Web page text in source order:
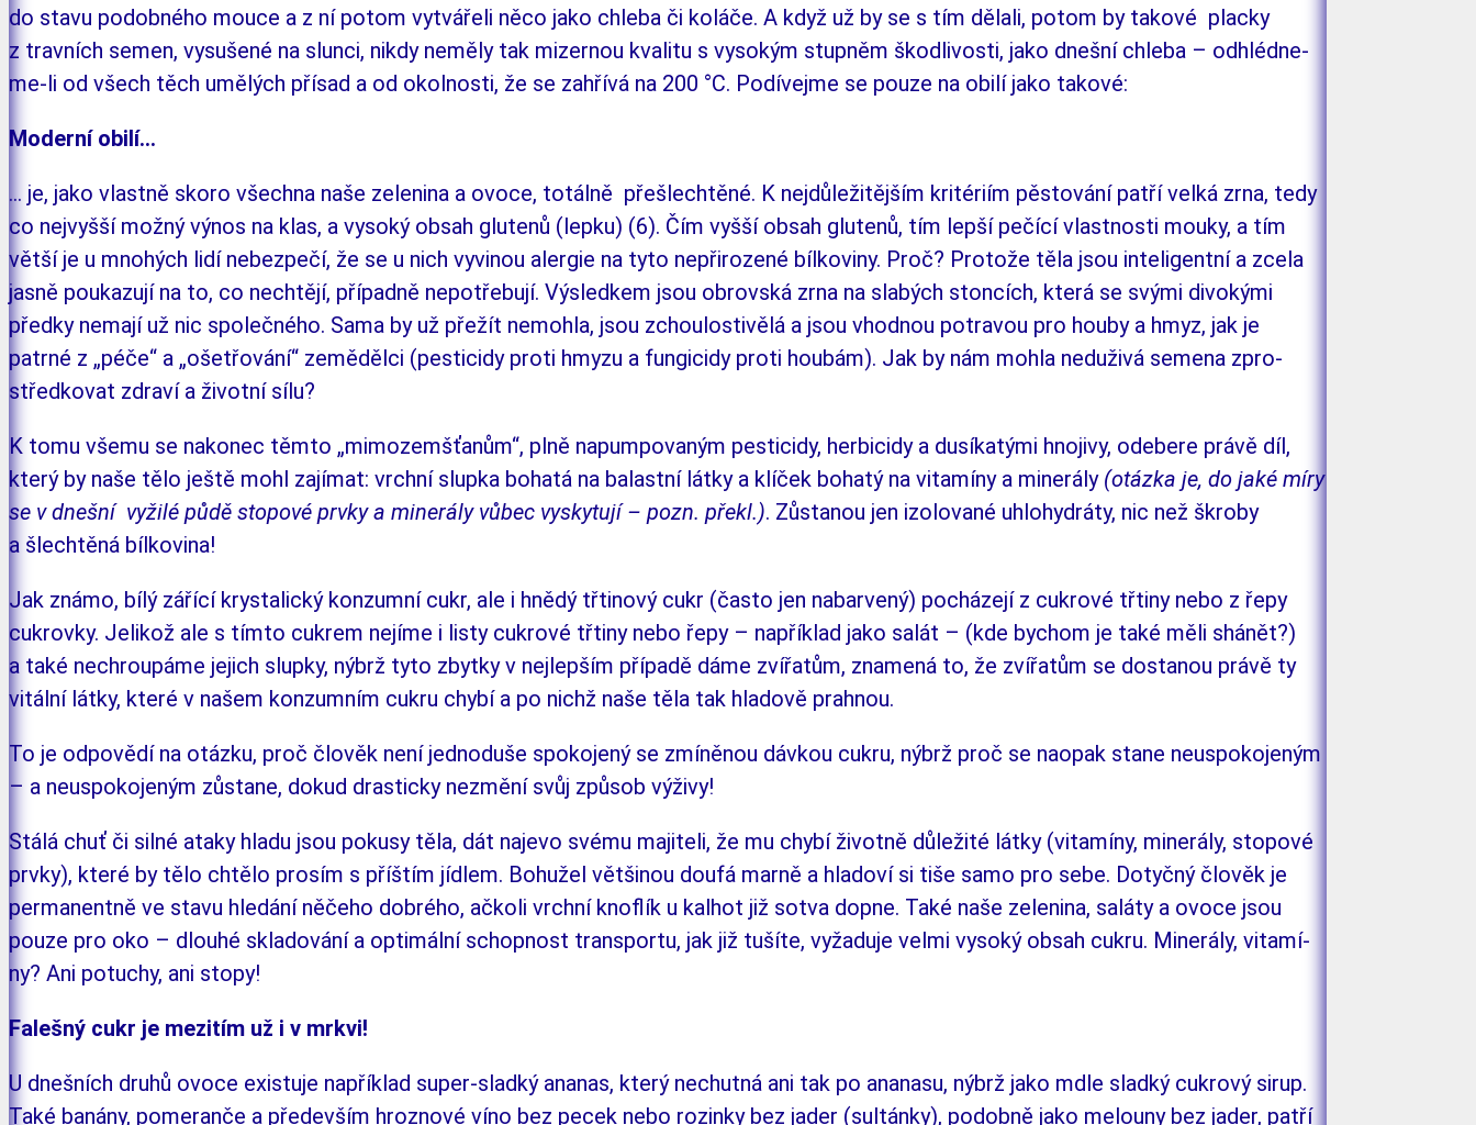
do stavu podobného mouce a z ní po­tom vytvářeli něco jako chleba či koláče. A když už by se s tím dělali, potom by takové plac­ky
z travních semen, vysušené na slunci, ni­kdy neměly tak mizernou kvalitu s vysokým stup­­něm škodlivosti, jako dnešní chleba – odhlédne­
me-li od všech těch umělých přísad a od okol­no­sti, že se zahřívá na 200 °C. Podí­vej­me se pouze na obilí jako takové:
Moderní obilí...
... je, jako vlastně skoro všechna naše zele­ni­na a ovoce, totálně přešlechtěné. K nejdůle­ži­těj­ším kri­tériím pěstování patří velká zrna, tedy
co nej­vyš­ší možný výnos na klas, a vy­so­ký obsah glute­nů (lepku) (6). Čím vyšší ob­sah glutenů, tím lepší pečící vlastnosti mouky, a tím
větší je u mno­hých lidí nebez­pe­čí, že se u nich vyvinou alergie na tyto nepřirozené bíl­koviny. Proč? Protože těla jsou inteligentní a zcela
jasně poukazují na to, co ne­­chtějí, pří­padně nepotřebují. Výsledkem jsou obrov­ská zrna na slabých stoncích, která se svými di­vokými
předky nemají už nic společ­né­ho. Sa­ma by už přežít nemohla, jsou zchou­los­ti­v­ě­lá a jsou vhodnou potravou pro hou­by a hmyz, jak je
patrné z „péče“ a „ošet­řo­vání“ ze­mědělci (pesticidy proti hmyzu a fun­gicidy proti houbám). Jak by nám mohla neduživá semena zpro­
střed­kovat zdraví a životní sílu?
K tomu všemu se nakonec těmto „mimo­zem­šťa­­nům“, plně napumpovaným pesticidy, her­bi­­cidy a dusíkatými hnojivy, odebere právě díl,
který by naše tělo ještě mohl zajímat: vrch­­ní slupka bo­ha­tá na balastní látky a klí­ček bohatý na vitamíny a mi­nerály (otáz­­ka je, do jaké míry
se v dnešní vy­ži­lé půdě sto­pové prvky a mi­ne­rály vůbec vyskytují – pozn. překl.). Zů­sta­nou jen izolované uhlohydráty, nic než škro­­by
a šlechtěná bílkovina!
Jak známo, bílý zářící krystalický konzumní cukr, ale i hnědý třtinový cukr (často jen na­bar­vený) pocházejí z cukrové třtiny nebo z ře­py
cukrovky. Jelikož ale s tímto cukrem nejíme i listy cukrové třtiny nebo řepy – na­pří­klad jako salát – (kde by­chom je také měli shá­nět?)
a také nechroupáme je­jich slupky, nýbrž tyto zbytky v nejlepším případě dá­me zví­řatům, znamená to, že zvířatům se dosta­nou právě ty
vitální látky, které v našem kon­zum­­ním cukru chybí a po nichž naše těla tak hladově prah­nou.
To je odpovědí na otázku, proč člověk není jed­­no­du­še spokojený se zmíněnou dávkou cuk­ru, nýbrž proč se naopak stane neuspo­ko­jeným
– a neuspo­ko­jeným zůstane, dokud dras­ticky nezmění svůj způ­sob výživy!
Stálá chuť či silné ataky hladu jsou pokusy tě­la, dát najevo svému majiteli, že mu chybí ži­votně dů­ležité látky (vitamíny, minerály, stopové
prvky), kte­ré by tělo chtělo prosím s příš­tím jídlem. Bo­hu­žel většinou doufá mar­ně a hladoví si tiše samo pro sebe. Dotyč­ný člověk je
permanentně ve stavu hledá­ní něčeho dobrého, ačkoli vrchní knoflík u kal­hot již sotva dopne. Také naše zelenina, sa­lá­ty a ovoce jsou
pouze pro oko – dlouhé skla­dování a optimální schopnost transportu, jak již tušíte, vyžaduje velmi vysoký obsah cukru. Minerály, vitamí­
ny? Ani potuchy, ani stopy!
Falešný cukr je mezitím už i v mrkvi!
U dnešních druhů ovoce existuje například su­per-sladký ananas, který nechutná ani tak po ananasu, ný­brž jako mdle sladký cukrový si­rup.
Také ba­ná­ny, pomeranče a především hroz­nové víno bez pecek nebo rozinky bez ja­der (sultánky), podobně ja­ko me­louny bez jader, patří